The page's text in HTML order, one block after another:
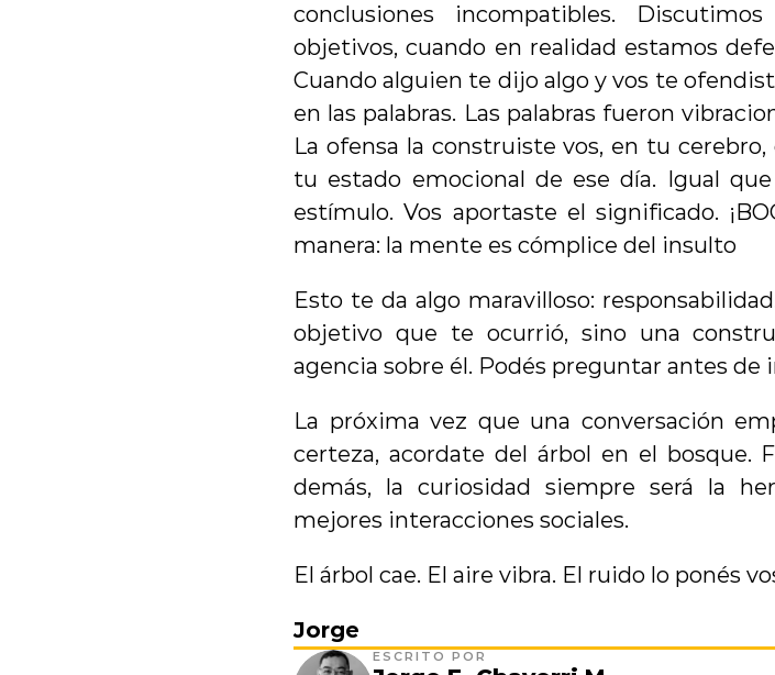
conclusiones incompatibles.
objetivos, cuando en realidad estamos
Cuando alguien te dijo algo y vos te
en las palabras. Las palabras fueron
La ofensa la construiste vos, en tu
tu estado emocional de ese día. Igual
estímulo. Vos aportaste el significado.
manera: la mente es cómplice del insulto
Esto te da algo maravilloso:
objetivo que te ocurrió, sino una
agencia sobre él. Podés preguntar antes de
La próxima vez que una conversación
certeza, acordate del árbol en el bosque.
demás, la curiosidad siempre será la
mejores interacciones sociales.
El árbol cae. El aire vibra. El ruido lo ponés
Jorge
ESCRITO POR